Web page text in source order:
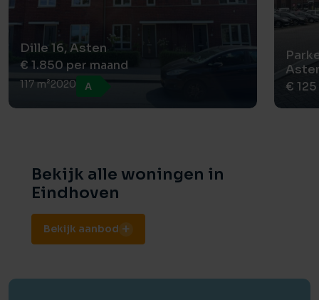
Dille 16, Asten
€ 1.850 per maand
117 m²2020 A
€
Bekijk alle woningen in
Eindhoven
Bekijk aanbod